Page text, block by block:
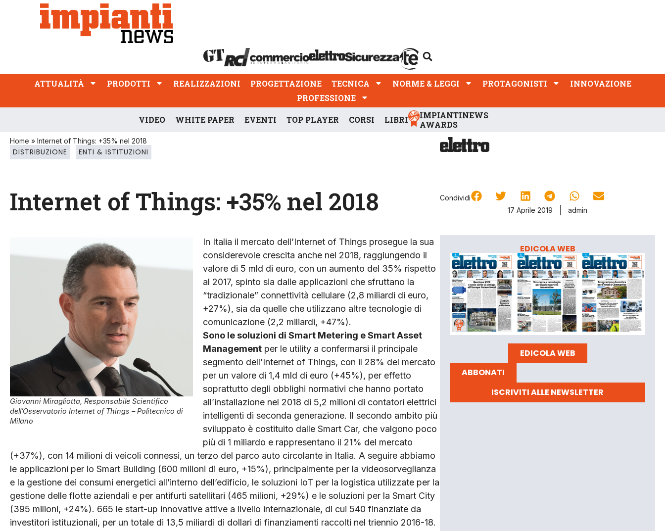
ATTUALITÀ PRODOTTI REALIZZAZIONI
PROFESSIONE
ATTUALITÀ PRODOTTI REALIZZAZIONI PROGETTAZIONE TECNICA NORME & LEGGI PROTAGONISTI
INNOVAZIONE
PROFESSIONE
VIDEO WHITE PAPER EVENTI TOP PLAYER CORSI LIBRI
IMPIANTINEWS
AWARDS
Home » Internet of Things: +35% nel 2018
DISTRIBUZIONE ENTI & ISTITUZIONI
Internet of Things: +35% nel 2018
Condividi
17 Aprile 2019
admin
Giovanni Miragliotta, Responsabile Scientifico
dell’Osservatorio Internet of Things – Politecnico di
Milano
In Italia il mercato dell’Internet of Things prosegue la sua
considerevole crescita anche nel 2018, raggiungendo il
valore di 5 mld di euro, con un aumento del 35% rispetto
al 2017, spinto sia dalle applicazioni che sfruttano la
“tradizionale” connettività cellulare (2,8 miliardi di euro,
+27%), sia da quelle che utilizzano altre tecnologie di
comunicazione (2,2 miliardi, +47%).
Sono le soluzioni di Smart Metering e Smart Asset
Management per le utility a confermarsi il principale
segmento dell’Internet of Things, con il 28% del mercato
per un valore di 1,4 mld di euro (+45%), per effetto
soprattutto degli obblighi normativi che hanno portato
all’installazione nel 2018 di 5,2 milioni di contatori elettrici
intelligenti di seconda generazione. Il secondo ambito più
sviluppato è costituito dalle Smart Car, che valgono poco
più di 1 miliardo e rappresentano il 21% del mercato
(+37%), con 14 milioni di veicoli connessi, un terzo del parco auto circolante in Italia. A seguire abbiamo
le applicazioni per lo Smart Building (600 milioni di euro, +15%), principalmente per la videosorveglianza
e la gestione dei consumi energetici all’interno dell’edificio, le soluzioni IoT per la logistica utilizzate per la
gestione delle flotte aziendali e per antifurti satellitari (465 milioni, +29%) e le soluzioni per la Smart City
(395 milioni, +24%). 665 le start-up innovative attive a livello internazionale, di cui 540 finanziate da
investitori istituzionali, per un totale di 13,5 miliardi di dollari di finanziamenti raccolti nel triennio 2016-18.
EDICOLA WEB
EDICOLA WEB
ABBONATI
ISCRIVITI ALLE NEWSLETTER